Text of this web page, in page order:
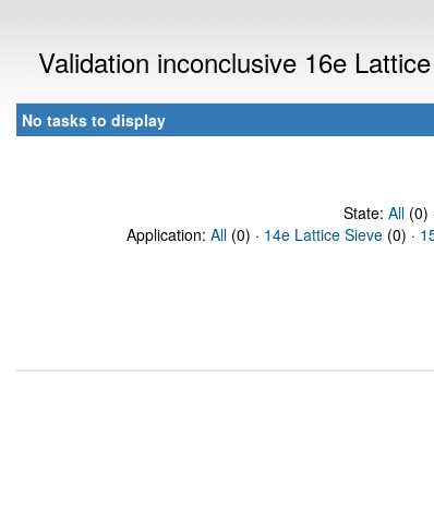
Validation inconclusive 16e
No tasks to display
State: All(0)
Application: All (0) · 14e Lattice Sieve (0) ·